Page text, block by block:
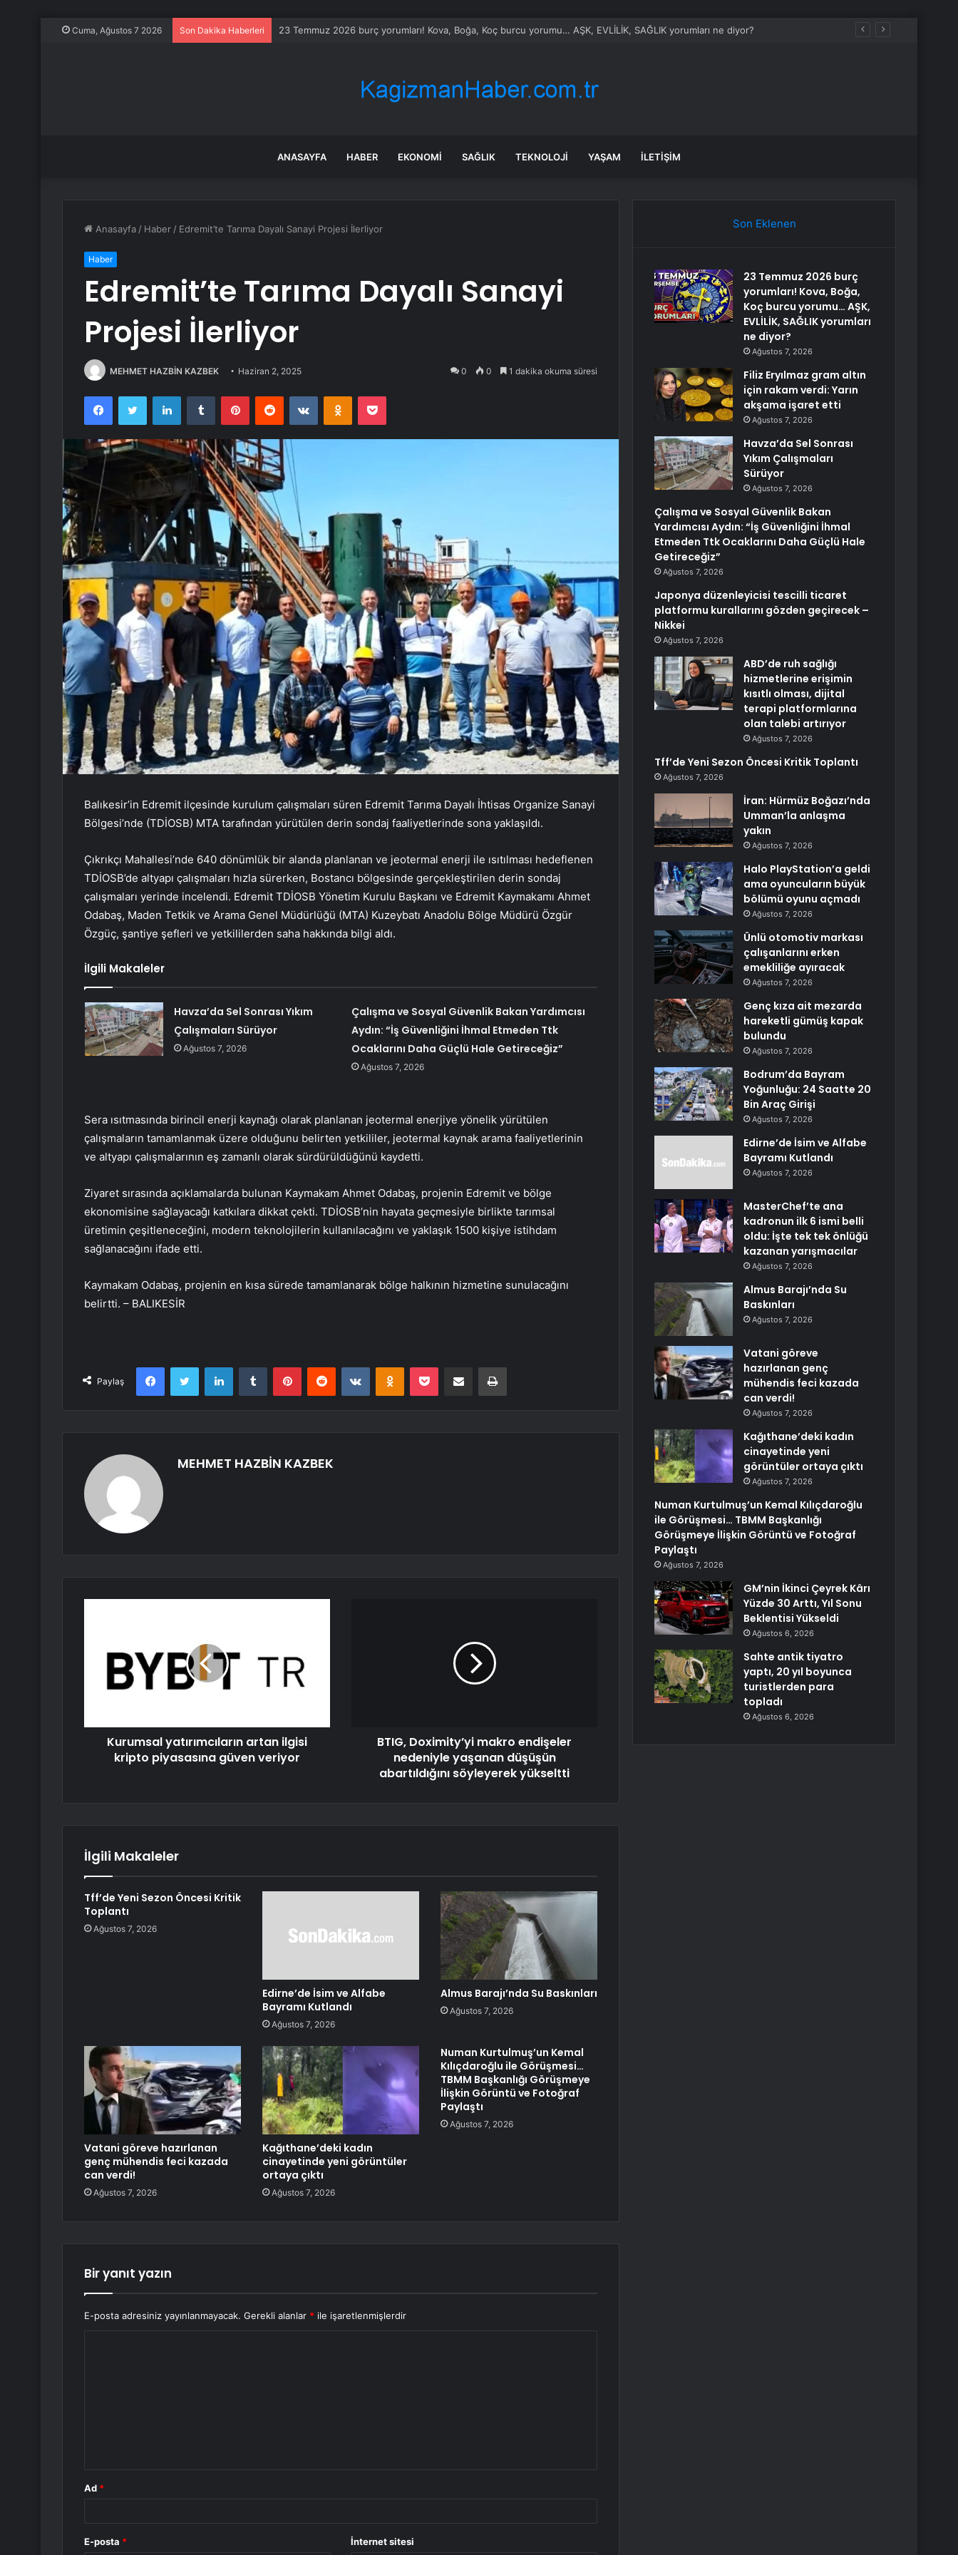
Cuma, Ağustos 7 2026 Son Dakika Haberleri Filiz Eryılmaz gram altın için rakam verdi: Yarın akşama işaret etti
ANASAYFA HABER EKONOMI SAĞLIK TEKNOLOJI YAŞAM İLETIŞIM
Anasayfa / Haber / Edremit’te Tarıma Dayalı Sanayi Projesi İlerliyor
Haber
Edremit’te Tarıma Dayalı Sanayi
Projesi İlerliyor
MEHMET HAZBİN KAZBEK Haziran 2, 2025 0 0 1 dakika okuma süresi
FacebookTwitter LinkedInTumblr PinterestReddit VKontakteOdnoklassniki
Pocket
Balıkesir’in Edremit ilçesinde kurulum çalışmaları süren Edremit Tarıma Dayalı İhtisas Organize Sanayi
Bölgesi’nde (TDİOSB) MTA tarafından yürütülen derin sondaj faaliyetlerinde sona yaklaşıldı.
Çıkrıkçı Mahallesi’nde 640 dönümlük bir alanda planlanan ve jeotermal enerji ile ısıtılması hedeflenen
TDİOSB’de altyapı çalışmaları hızla sürerken, Bostancı bölgesinde gerçekleştirilen derin sondaj
çalışmaları yerinde incelendi. Edremit TDİOSB Yönetim Kurulu Başkanı ve Edremit Kaymakamı Ahmet
Odabaş, Maden Tetkik ve Arama Genel Müdürlüğü (MTA) Kuzeybatı Anadolu Bölge Müdürü Özgür
Özgüç, şantiye şefleri ve yetkililerden saha hakkında bilgi aldı.
İlgili Makaleler
Havza’da Sel Sonrası Yıkım
Çalışmaları Sürüyor
Ağustos 7, 2026
Çalışma ve Sosyal Güvenlik Bakan Yardımcısı
Aydın: “İş Güvenliğini İhmal Etmeden Ttk
Ocaklarını Daha Güçlü Hale Getireceğiz”
Ağustos 7, 2026
Sera ısıtmasında birincil enerji kaynağı olarak planlanan jeotermal enerjiye yönelik yürütülen
çalışmaların tamamlanmak üzere olduğunu belirten yetkililer, jeotermal kaynak arama faaliyetlerinin
ve altyapı çalışmalarının eş zamanlı olarak sürdürüldüğünü kaydetti.
Ziyaret sırasında açıklamalarda bulunan Kaymakam Ahmet Odabaş, projenin Edremit ve bölge
ekonomisine sağlayacağı katkılara dikkat çekti. TDİOSB’nin hayata geçmesiyle birlikte tarımsal
üretimin çeşitleneceğini, modern teknolojilerin kullanılacağını ve yaklaşık 1500 kişiye istihdam
sağlanacağını ifade etti.
Kaymakam Odabaş, projenin en kısa sürede tamamlanarak bölge halkının hizmetine sunulacağını
belirtti. – BALIKESİR
Paylaş
FacebookTwitter LinkedInTumblr PinterestReddit VKontakteOdnoklassniki
Pocket E-Posta ile paylaş Yazdır
MEHMET HAZBİN KAZBEK
Kurumsal yatırımcıların artan ilgisi
kripto piyasasına güven veriyor
BTIG, Doximity’yi makro endişeler
nedeniyle yaşanan düşüşün
abartıldığını söyleyerek yükseltti
İlgili Makaleler
Tff’de Yeni Sezon Öncesi Kritik
Toplantı
Ağustos 7, 2026
Edirne’de İsim ve Alfabe
Bayramı Kutlandı
Ağustos 7, 2026
Almus Barajı’nda Su Baskınları
Ağustos 7, 2026
Vatani göreve hazırlanan
genç mühendis feci kazada
can verdi!
Ağustos 7, 2026
Kağıthane’deki kadın
cinayetinde yeni görüntüler
ortaya çıktı
Ağustos 7, 2026
Numan Kurtulmuş’un Kemal
Kılıçdaroğlu ile Görüşmesi…
TBMM Başkanlığı Görüşmeye
İlişkin Görüntü ve Fotoğraf
Paylaştı
Ağustos 7, 2026
Bir yanıt yazın
E-posta adresiniz yayınlanmayacak. Gerekli alanlar * ile işaretlenmişlerdir
Ad *
E-posta * İnternet sitesi
Son Eklenen
23 Temmuz 2026 burç
yorumları! Kova, Boğa,
Koç burcu yorumu… AŞK,
EVLİLİK, SAĞLIK yorumları
ne diyor?
Ağustos 7, 2026
Filiz Eryılmaz gram altın
için rakam verdi: Yarın
akşama işaret etti
Ağustos 7, 2026
Havza’da Sel Sonrası
Yıkım Çalışmaları
Sürüyor
Ağustos 7, 2026
Çalışma ve Sosyal Güvenlik Bakan
Yardımcısı Aydın: “İş Güvenliğini İhmal
Etmeden Ttk Ocaklarını Daha Güçlü Hale
Getireceğiz”
Ağustos 7, 2026
Japonya düzenleyicisi tescilli ticaret
platformu kurallarını gözden geçirecek –
Nikkei
Ağustos 7, 2026
ABD’de ruh sağlığı
hizmetlerine erişimin
kısıtlı olması, dijital
terapi platformlarına
olan talebi artırıyor
Ağustos 7, 2026
Tff’de Yeni Sezon Öncesi Kritik Toplantı
Ağustos 7, 2026
İran: Hürmüz Boğazı’nda
Umman’la anlaşma
yakın
Ağustos 7, 2026
Halo PlayStation’a geldi
ama oyuncuların büyük
bölümü oyunu açmadı
Ağustos 7, 2026
Ünlü otomotiv markası
çalışanlarını erken
emekliliğe ayıracak
Ağustos 7, 2026
Genç kıza ait mezarda
hareketli gümüş kapak
bulundu
Ağustos 7, 2026
Bodrum’da Bayram
Yoğunluğu: 24 Saatte 20
Bin Araç Girişi
Ağustos 7, 2026
Edirne’de İsim ve Alfabe
Bayramı Kutlandı
Ağustos 7, 2026
MasterChef’te ana
kadronun ilk 6 ismi belli
oldu: İşte tek tek önlüğü
kazanan yarışmacılar
Ağustos 7, 2026
Almus Barajı’nda Su
Baskınları
Ağustos 7, 2026
Vatani göreve
hazırlanan genç
mühendis feci kazada
can verdi!
Ağustos 7, 2026
Kağıthane’deki kadın
cinayetinde yeni
görüntüler ortaya çıktı
Ağustos 7, 2026
Numan Kurtulmuş’un Kemal Kılıçdaroğlu
ile Görüşmesi… TBMM Başkanlığı
Görüşmeye İlişkin Görüntü ve Fotoğraf
Paylaştı
Ağustos 7, 2026
GM’nin İkinci Çeyrek Kârı
Yüzde 30 Arttı, Yıl Sonu
Beklentisi Yükseldi
Ağustos 6, 2026
Sahte antik tiyatro
yaptı, 20 yıl boyunca
turistlerden para
topladı
Ağustos 6, 2026